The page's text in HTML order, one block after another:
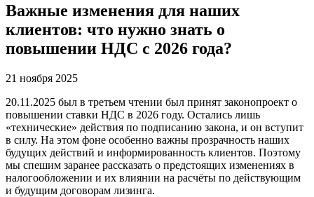
Важные изменения для наших
клиентов: что нужно знать о
повышении НДС с 2026 года?
21 ноября 2025
20.11.2025 был в третьем чтении был принят законопроект о
повышении ставки НДС в 2026 году. Остались лишь
«технические» действия по подписанию закона, и он вступит
в силу. На этом фоне особенно важны прозрачность наших
будущих действий и информированность клиентов. Поэтому
мы спешим заранее рассказать о предстоящих изменениях в
налогообложении и их влиянии на расчёты по действующим
и будущим договорам лизинга.